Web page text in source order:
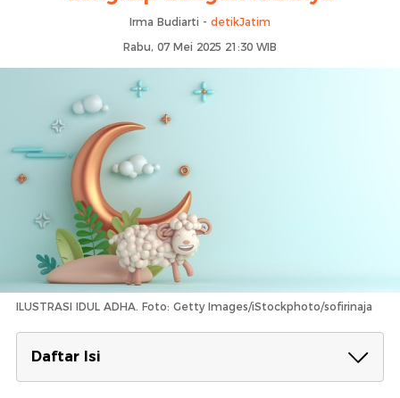
Irma Budiarti - detikJatim
Rabu, 07 Mei 2025 21:30 WIB
ILUSTRASI IDUL ADHA. Foto: Getty Images/iStockphoto/sofirinaja
Daftar Isi
Puasa Sebelum Idul Adha